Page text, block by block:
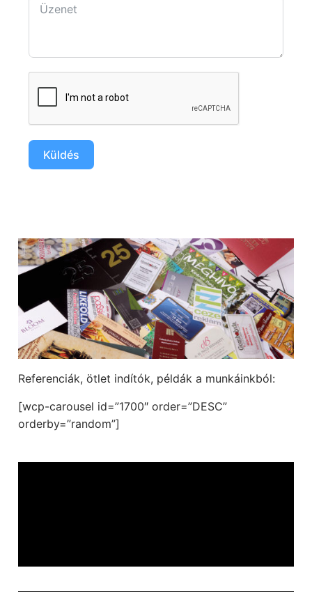
Küldés
Referenciák, ötlet indítók, példák a munkáinkból:
[wcp-carousel id=”1700″ order=”DESC”
orderby=”random”]